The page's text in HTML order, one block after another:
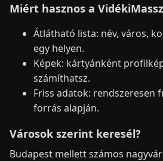
Miért hasznos a
Átlátható lista: név, város,
egy helyen.
Képek: kártyánként
számíthatsz.
Friss adatok: rendszeresen
forrás alapján.
Városok szerint keresél?
Budapest mellett számos